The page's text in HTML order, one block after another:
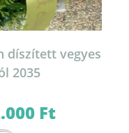
díszített vegyes
2035
Ft33.000 Ft